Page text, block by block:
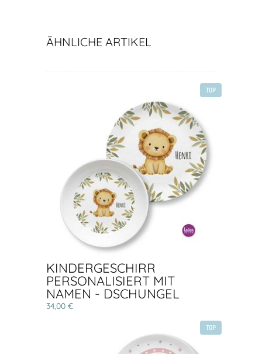
ÄHNLICHE ARTIKEL
TOP
KINDERGESCHIRR
PERSONALISIERT MIT
NAMEN - DSCHUNGEL
34,00 €
TOP